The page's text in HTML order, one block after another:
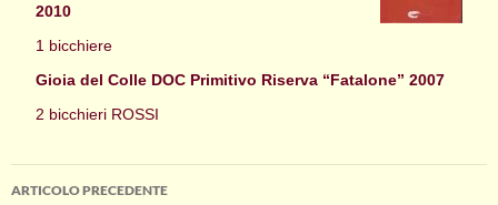
2010
1 bicchiere
Gioia del Colle DOC Primitivo Riserva “Fatalone” 2007
2 bicchieri ROSSI
Navigazione
ARTICOLO PRECEDENTE